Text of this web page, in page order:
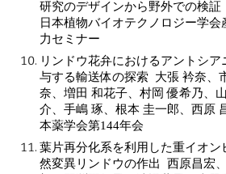
研究のデザインから野外での
日本植物バイオテクノロジー学
力セミナー
リンドウ花弁におけるアントシア
与する輸送体の探索 大張 衿奈、
奈、増田 和花子、村岡 優希乃、
介、手嶋 琢、根本 圭一郎、西原
本薬学会第144年会
葉片再分化系を利用した重イオン
然変異リンドウの作出 西原昌宏